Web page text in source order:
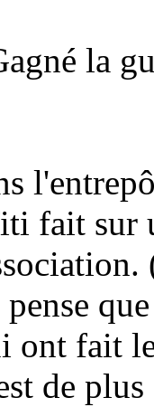
la
fait sur
ont fait
de